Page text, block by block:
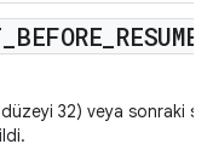
BEFORE RESUME
32) veya sonraki